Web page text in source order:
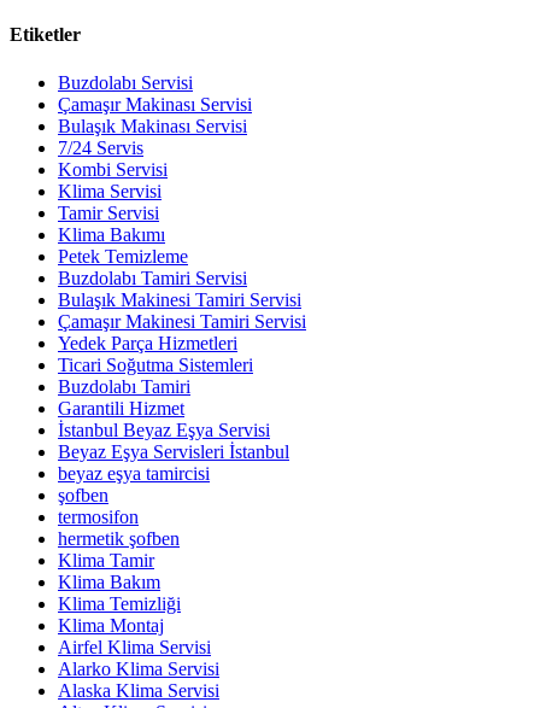
Etiketler
Buzdolabı Servisi
Çamaşır Makinası Servisi
Bulaşık Makinası Servisi
7/24 Servis
Kombi Servisi
Klima Servisi
Tamir Servisi
Klima Bakımı
Petek Temizleme
Buzdolabı Tamiri Servisi
Bulaşık Makinesi Tamiri Servisi
Çamaşır Makinesi Tamiri Servisi
Yedek Parça Hizmetleri
Ticari Soğutma Sistemleri
Buzdolabı Tamiri
Garantili Hizmet
İstanbul Beyaz Eşya Servisi
Beyaz Eşya Servisleri İstanbul
beyaz eşya tamircisi
şofben
termosifon
hermetik şofben
Klima Tamir
Klima Bakım
Klima Temizliği
Klima Montaj
Airfel Klima Servisi
Alarko Klima Servisi
Alaska Klima Servisi